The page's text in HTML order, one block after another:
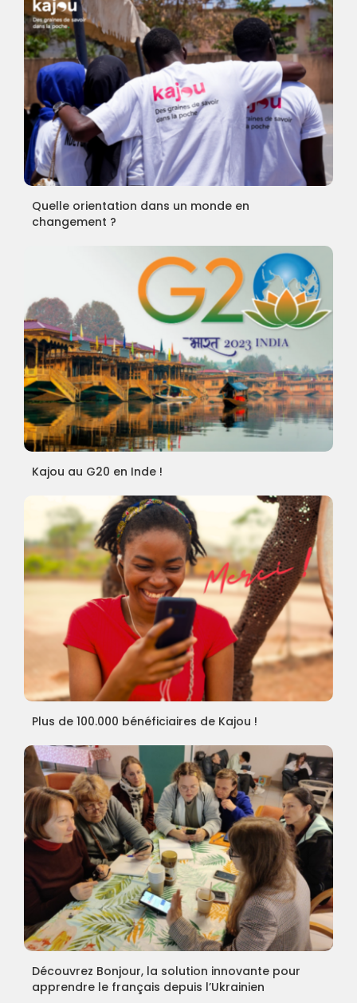
Quelle orientation dans un monde en
changement ?
Kajou au G20 en Inde !
Plus de 100.000 bénéficiaires de Kajou !
Découvrez Bonjour, la solution innovante pour
apprendre le français depuis l’Ukrainien